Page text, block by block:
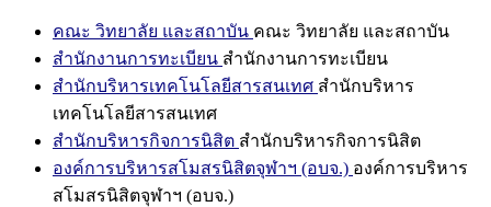
คณะ วิทยาลัย และสถาบัน คณะ วิทยาลัย และสถาบัน
สำนักงานการทะเบียน สำนักงานการทะเบียน
สำนักบริหารเทคโนโลยีสารสนเทศ สำนักบริหาร
เทคโนโลยีสารสนเทศ
สำนักบริหารกิจการนิสิต สำนักบริหารกิจการนิสิต
องค์การบริหารสโมสรนิสิตจุฬาฯ (อบจ.) องค์การบริหาร
สโมสรนิสิตจุฬาฯ (อบจ.)